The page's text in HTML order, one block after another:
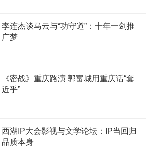
李连杰谈马云与“功守道”：十年一剑推
广梦
《密战》重庆路演 郭富城用重庆话“套
近乎”
西湖IP大会影视与文学论坛：IP当回归
品质本身